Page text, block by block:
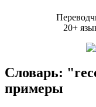
20+
Словарь:
примеры